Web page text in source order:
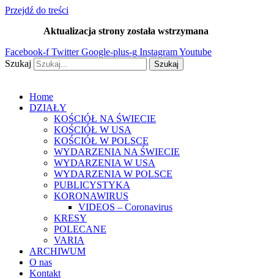
Przejdź do treści
Aktualizacja strony została wstrzymana
Facebook-f Twitter Google-plus-g InstagramYoutube
Szukaj
Szukaj
Home
DZIAŁY
KOŚCIÓŁ NA ŚWIECIE
KOŚCIÓŁ W USA
KOŚCIÓŁ W POLSCE
WYDARZENIA NA ŚWIECIE
WYDARZENIA W USA
WYDARZENIA W POLSCE
PUBLICYSTYKA
KORONAWIRUS
VIDEOS – Coronavirus
KRESY
POLECANE
VARIA
ARCHIWUM
O nas
Kontakt